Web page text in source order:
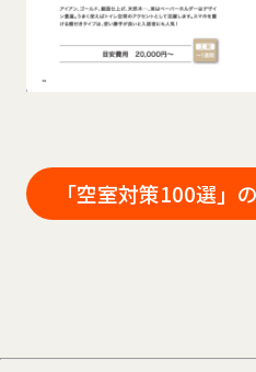
「空室対策100選」